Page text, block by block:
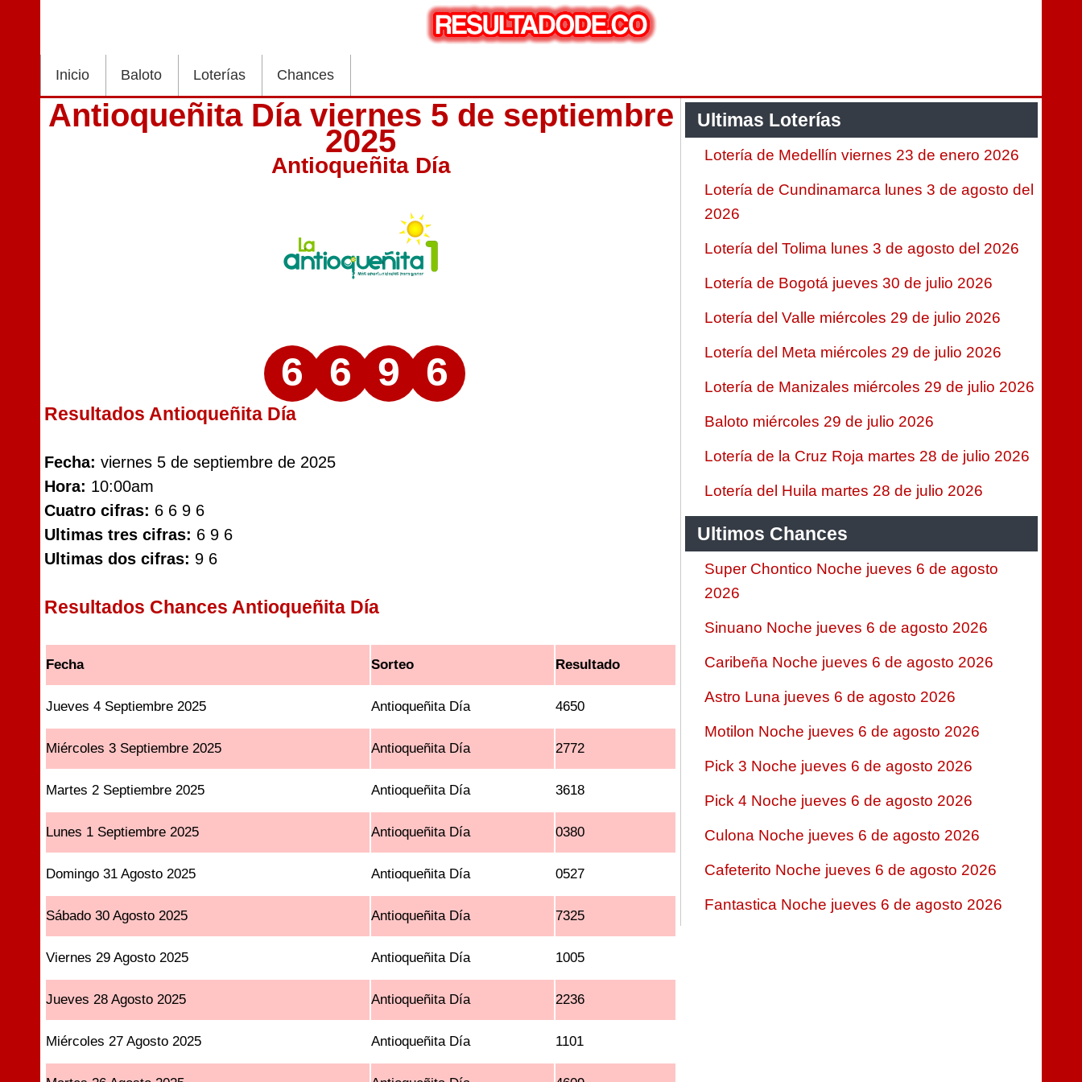
Inicio Baloto Loterías Chances
Antioqueñita Día viernes 5 de septiembre
2025
Antioqueñita Día
6 6 9 6
Resultados Antioqueñita Día
Fecha: viernes 5 de septiembre de 2025
Hora: 10:00am
Cuatro cifras: 6 6 9 6
Ultimas tres cifras: 6 9 6
Ultimas dos cifras: 9 6
Resultados Chances Antioqueñita Día
Fecha Sorteo Resultado
Jueves 4 Septiembre 2025 Antioqueñita Día 4650
Miércoles 3 Septiembre 2025 Antioqueñita Día 2772
Martes 2 Septiembre 2025 Antioqueñita Día 3618
Lunes 1 Septiembre 2025 Antioqueñita Día 0380
Domingo 31 Agosto 2025 Antioqueñita Día 0527
Sábado 30 Agosto 2025 Antioqueñita Día 7325
Viernes 29 Agosto 2025 Antioqueñita Día 1005
Jueves 28 Agosto 2025 Antioqueñita Día 2236
Miércoles 27 Agosto 2025 Antioqueñita Día 1101
Ultimas Loterías
Lotería de Medellín viernes 23 de enero 2026
Lotería de Cundinamarca lunes 3 de agosto del
2026
Lotería del Tolima lunes 3 de agosto del 2026
Lotería de Bogotá jueves 30 de julio 2026
Lotería del Valle miércoles 29 de julio 2026
Lotería del Meta miércoles 29 de julio 2026
Lotería de Manizales miércoles 29 de julio 2026
Baloto miércoles 29 de julio 2026
Lotería de la Cruz Roja martes 28 de julio 2026
Lotería del Huila martes 28 de julio 2026
Ultimos Chances
Super Chontico Noche jueves 6 de agosto
2026
Sinuano Noche jueves 6 de agosto 2026
Caribeña Noche jueves 6 de agosto 2026
Astro Luna jueves 6 de agosto 2026
Motilon Noche jueves 6 de agosto 2026
Pick 3 Noche jueves 6 de agosto 2026
Pick 4 Noche jueves 6 de agosto 2026
Culona Noche jueves 6 de agosto 2026
Cafeterito Noche jueves 6 de agosto 2026
Fantastica Noche jueves 6 de agosto 2026